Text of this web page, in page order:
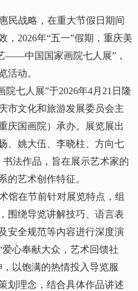
民战略，在重大节假日期间
，2026年“五一”假期，重庆美
——中国国家画院七人展”，
活动。
七人展”于2026年4月21日隆
市文化和旅游发展委员会主
庆国画院）承办。展览展出
、姚大伍、李晓柱、方向七
法作品，旨在展示艺术家的
的艺术创作特征。
馆在节前针对展览特点，组
围绕导览讲解技巧、语言表
安全规范等内容进行深度演
心奉献大众，艺术回馈社
以饱满的热情投入导览服
划理念，结合具体作品讲述